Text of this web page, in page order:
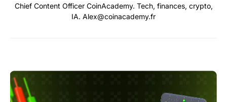
Chief Content Officer CoinAcademy. Tech, finances, crypto,
IA. Alex@coinacademy.fr